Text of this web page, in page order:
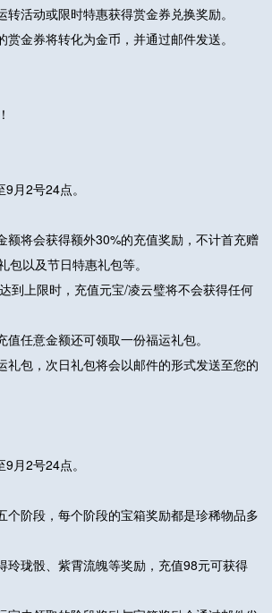
活动或限时特惠获得赏金券兑换奖励。
金券将转化为金币，并通过邮件发送。
月2号24点。
额将会获得额外30%的充值奖励，不计首充赠
包以及节日特惠礼包等。
到上限时，充值元宝/凌云璧将不会获得任何
任意金额还可领取一份福运礼包。
礼包，次日礼包将会以邮件的形式发送至您的
月2号24点。
个阶段，每个阶段的宝箱奖励都是珍稀物品多
玲珑骰、紫霄流魄等奖励，充值98元可获得